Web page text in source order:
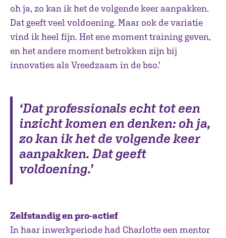
oh ja, zo kan ik het de volgende keer aanpakken.
Dat geeft veel voldoening. Maar ook de variatie
vind ik heel fijn. Het ene moment training geven,
en het andere moment betrokken zijn bij
innovaties als Vreedzaam in de bso.’
‘Dat professionals echt tot een
inzicht komen en denken: oh ja,
zo kan ik het de volgende keer
aanpakken. Dat geeft
voldoening.’
Zelfstandig en pro-actief
In haar inwerkperiode had Charlotte een mentor